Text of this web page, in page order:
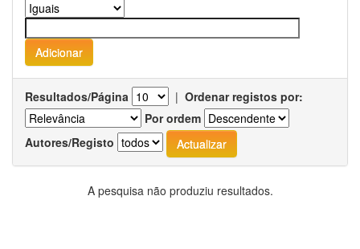
Resultados/Página | Ordenar registos por:
Por ordem
Autores/Registo
A pesquisa não produziu resultados.